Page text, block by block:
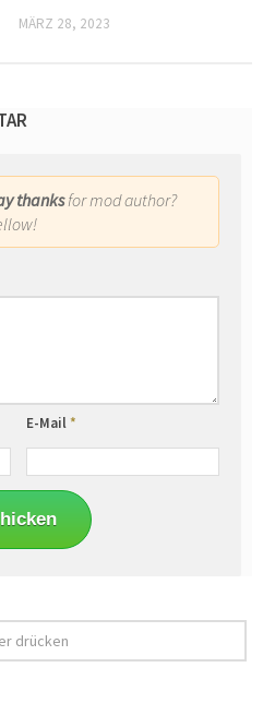
MÄRZ 28, 2023
thanksfor mod author?
E-Mail*